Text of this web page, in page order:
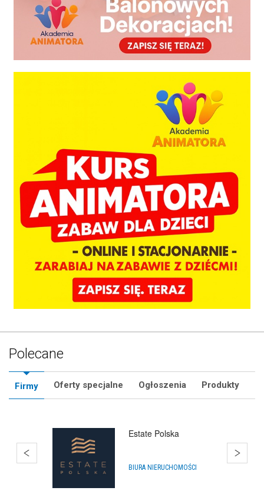
Polecane
Firmy Oferty specjalne Ogłoszenia Produkty
SklepMikolaja.pl
IMPREZY, WYDARZENIA